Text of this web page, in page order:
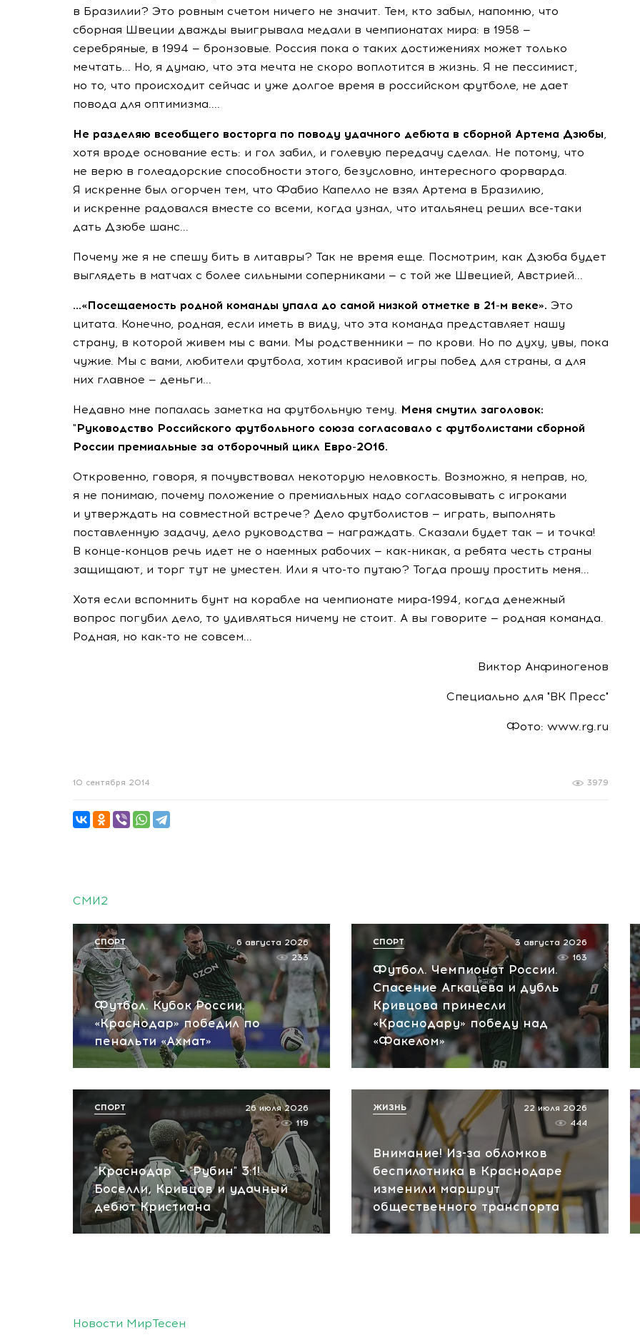
в Бразилии? Это ровным счетом ничего не значит. Тем, кто забыл, напомню, что
сборная Швеции дважды выигрывала медали в чемпионатах мира: в 1958 —
серебряные, в 1994 — бронзовые. Россия пока о таких достижениях может только
мечтать... Но, я думаю, что эта мечта не скоро воплотится в жизнь. Я не пессимист,
но то, что происходит сейчас и уже долгое время в российском футболе, не дает
повода для оптимизма....
Не разделяю всеобщего восторга по поводу удачного дебюта в сборной Артема Дзюбы,
хотя вроде основание есть: и гол забил, и голевую передачу сделал. Не потому, что
не верю в голеадорские способности этого, безусловно, интересного форварда.
Я искренне был огорчен тем, что Фабио Капелло не взял Артема в Бразилию,
и искренне радовался вместе со всеми, когда узнал, что итальянец решил все-таки
дать Дзюбе шанс...
Почему же я не спешу бить в литавры? Так не время еще. Посмотрим, как Дзюба будет
выглядеть в матчах с более сильными соперниками — с той же Швецией, Австрией...
...«Посещаемость родной команды упала до самой низкой отметке в 21-м веке». Это
цитата. Конечно, родная, если иметь в виду, что эта команда представляет нашу
страну, в которой живем мы с вами. Мы родственники — по крови. Но по духу, увы, пока
чужие. Мы с вами, любители футбола, хотим красивой игры побед для страны, а для
них главное — деньги...
Недавно мне попалась заметка на футбольную тему. Меня смутил заголовок:
"Руководство Российского футбольного союза согласовало с футболистами сборной
России премиальные за отборочный цикл Евро-2016.
Откровенно, говоря, я почувствовал некоторую неловкость. Возможно, я неправ, но,
я не понимаю, почему положение о премиальных надо согласовывать с игроками
и утверждать на совместной встрече? Дело футболистов — играть, выполнять
поставленную задачу, дело руководства — награждать. Сказали будет так — и точка!
В конце-концов речь идет не о наемных рабочих — как-никак, а ребята честь страны
защищают, и торг тут не уместен. Или я что-то путаю? Тогда прошу простить меня...
Хотя если вспомнить бунт на корабле на чемпионате мира-1994, когда денежный
вопрос погубил дело, то удивляться ничему не стоит. А вы говорите — родная команда.
Родная, но как-то не совсем...
Виктор Анфиногенов
Специально для "ВК Пресс"
Фото: www.rg.ru
3979
10 сентября 2014
СМИ2
Футбол. Кубок России.
«Краснодар» победил по
пенальти «Ахмат»
6 августа 2026
233
СПОРТ
Футбол. Чемпионат России.
Спасение Агкацева и дубль
Кривцова принесли
«Краснодару» победу над
«Факелом»
3 августа 2026
163
СПОРТ
"Краснодар" – "Рубин" 3:1!
Боселли, Кривцов и удачный
дебют Кристиана
26 июля 2026
119
СПОРТ
Внимание! Из-за обломков
беспилотника в Краснодаре
изменили маршрут
общественного транспорта
22 июля 2026
444
ЖИЗНЬ
Новости МирТесен